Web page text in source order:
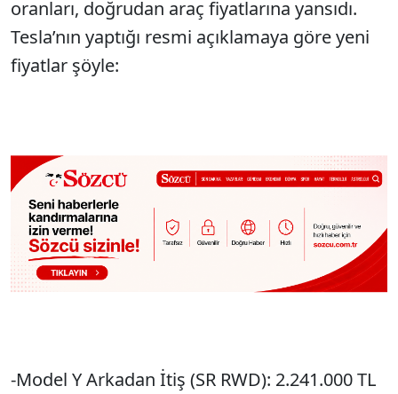
oranları, doğrudan araç fiyatlarına yansıdı.
Tesla’nın yaptığı resmi açıklamaya göre yeni
fiyatlar şöyle:
-Model Y Arkadan İtiş (SR RWD): 2.241.000 TL